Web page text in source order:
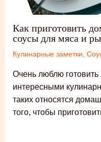
Как приготовить
соусы для мяса и
Кулинарные заметки
Очень люблю готовить
интересными
таких относятся
того, чтобы